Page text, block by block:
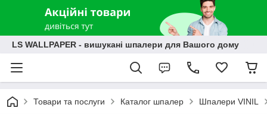
LS WALLPAPER - вишукані шпалери для Вашого дому
Товари та послуги Каталог шпалер Шпалери VINIL